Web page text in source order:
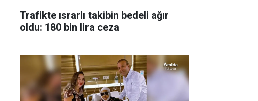
Trafikte ısrarlı takibin bedeli ağır
oldu: 180 bin lira ceza